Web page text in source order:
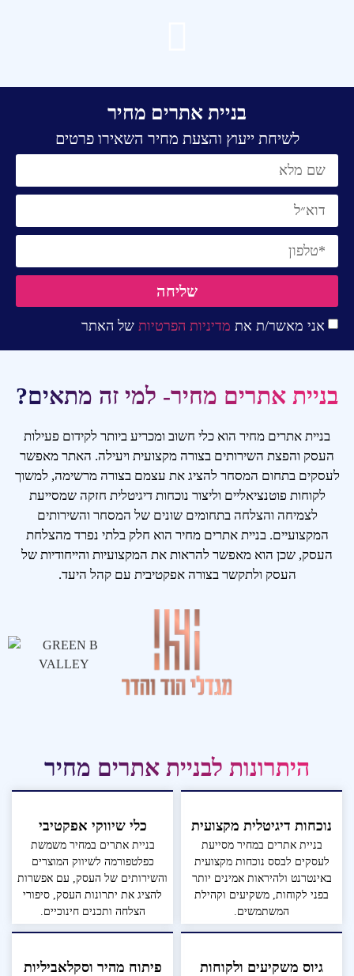
בניית אתרים מחיר
לשיחת ייעוץ והצעת מחיר השאירו פרטים
אני מאשר/ת את מדיניות הפרטיות של האתר
שליחה
בניית אתרים מחיר- למי זה מתאים?
בניית אתרים מחיר הוא כלי חשוב ומכריע ביותר לקידום פעילות
העסק והפצת השירותים בצורה מקצועית ויעילה. האתר מאפשר
לעסקים בתחום המסחר להציג את עצמם בצורה מרשימה, למשוך
לקוחות פוטנציאליים וליצור נוכחות דיגיטלית חזקה שמסייעת
לצמיחה והצלחה בתחומים שונים של המסחר והשירותים
המקצועיים. בניית אתרים מחיר הוא חלק בלתי נפרד מהצלחת
העסק, שכן הוא מאפשר להראות את המקצועיות והייחודיות של
העסק ולתקשר בצורה אפקטיבית עם קהל היעד.
היתרונות לבניית אתרים מחיר
נוכחות דיגיטלית מקצועית
בניית אתרים במחיר מסייעת
לעסקים לבסס נוכחות מקצועית
באינטרנט ולהיראות אמינים יותר
בפני לקוחות, משקיעים וקהילת
המשתמשים.
כלי שיווקי אפקטיבי
בניית אתרים במחיר משמשת
כפלטפורמה לשיווק המוצרים
והשירותים של העסק, עם אפשרות
להציג את יתרונות העסק, סיפורי
הצלחה ותכנים חינוכיים.
גיוס משקיעים ולקוחות פיתוח מהיר וסקלאביליות